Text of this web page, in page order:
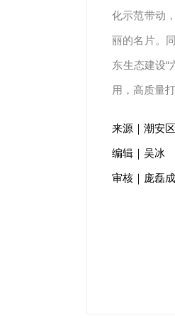
化示范带动
丽的名片。
东生态建设“
用，高质量
来源｜潮安
编辑｜吴冰
审核｜庞磊成